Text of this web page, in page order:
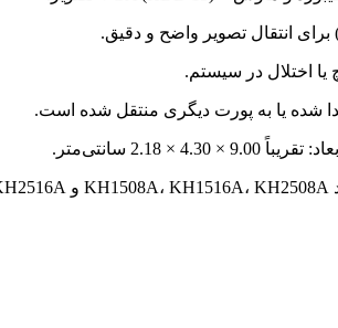
شده یا به پورت دیگری منتقل شده است.